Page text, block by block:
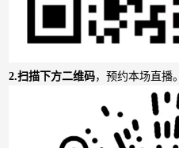
2.扫描下方二维码，预约本场直播。